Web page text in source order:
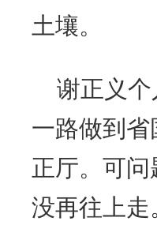
土壤。
谢正义
一路做到
正厅。可
没再往上走